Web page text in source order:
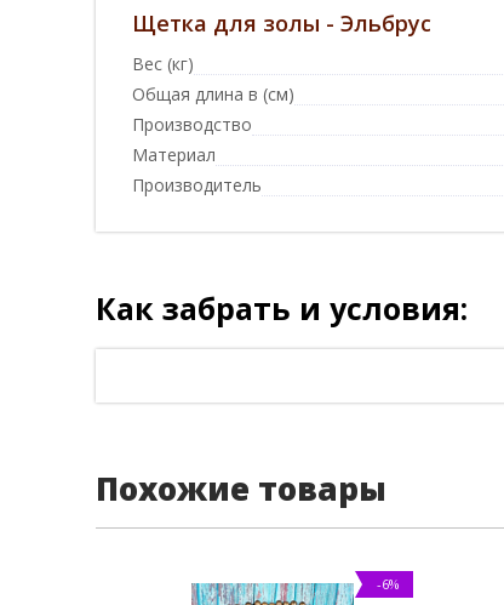
Щетка для золы - Эльбрус
Вес (кг)
Общая длина в (см)
Производство
Материал
Производитель
Как забрать и условия:
Похожие товары
-6%